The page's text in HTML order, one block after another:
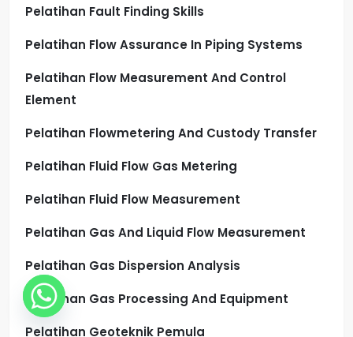
Pelatihan Fault Finding Skills
Pelatihan Flow Assurance In Piping Systems
Pelatihan Flow Measurement And Control
Element
Pelatihan Flowmetering And Custody Transfer
Pelatihan Fluid Flow Gas Metering
Pelatihan Fluid Flow Measurement
Pelatihan Gas And Liquid Flow Measurement
Pelatihan Gas Dispersion Analysis
Pelatihan Gas Processing And Equipment
Pelatihan Geoteknik Pemula